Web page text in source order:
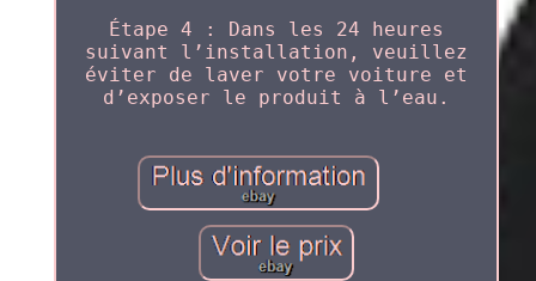
Étape 4 : Dans les 24 heures
suivant l’installation, veuillez
éviter de laver votre voiture et
d’exposer le produit à l’eau.